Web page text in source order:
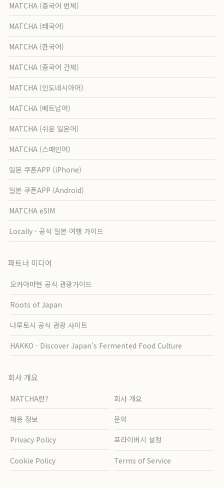
MATCHA (중국어 번체)
MATCHA (태국어)
MATCHA (한국어)
MATCHA (중국어 간체)
MATCHA (인도네시아어)
MATCHA (베트남어)
MATCHA (쉬운 일본어)
MATCHA (스페인어)
일본 쿠폰APP (iPhone)
일본 쿠폰APP (Android)
MATCHA eSIM
Locally - 공식 일본 여행 가이드
파트너 미디어
오카야마현 공식 관광가이드
Roots of Japan
나루토시 공식 관광 사이트
HAKKO - Discover Japan’s Fermented Food Culture
회사 개요
MATCHA란? 회사 개요
채용 정보 문의
Privacy Policy 프라이버시 설정
Cookie Policy Terms of Service